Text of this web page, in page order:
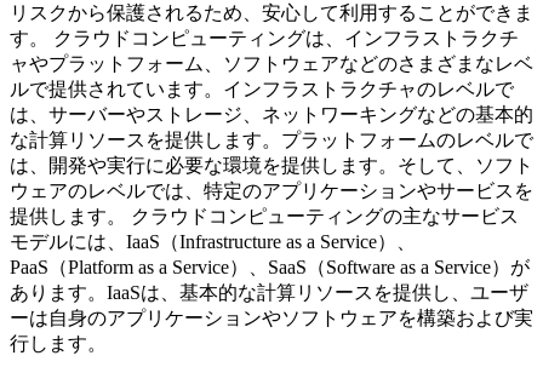
リスクから保護されるため、安心して利用することができま
す。 クラウドコンピューティングは、インフラストラクチ
ャやプラットフォーム、ソフトウェアなどのさまざまなレベ
ルで提供されています。インフラストラクチャのレベルで
は、サーバーやストレージ、ネットワーキングなどの基本的
な計算リソースを提供します。プラットフォームのレベルで
は、開発や実行に必要な環境を提供します。そして、ソフト
ウェアのレベルでは、特定のアプリケーションやサービスを
提供します。 クラウドコンピューティングの主なサービス
モデルには、IaaS（Infrastructure as a Service）、
PaaS（Platform as a Service）、SaaS（Software as a Service）が
あります。IaaSは、基本的な計算リソースを提供し、ユーザ
ーは自身のアプリケーションやソフトウェアを構築および実
行します。